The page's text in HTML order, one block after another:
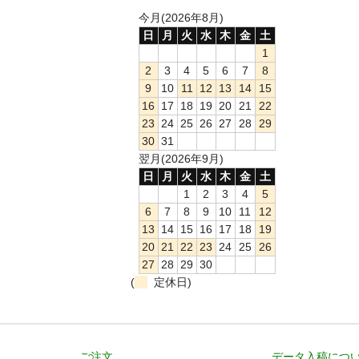
今月(2026年8月)
日
月 火 水 木 金
土
1
2
3 4 5 6 7
8
9
10 11 12 13 14
15
16
17 18 19 20 21
22
23
24 25 26 27 28
29
30 31
翌月(2026年9月)
日
月 火 水 木 金
土
1
2 3 4
5
6
7 8 9 10 11
12
13
14 15 16 17 18
19
20 21 22 23 24 25
26
27
28 29 30
(
定休日)